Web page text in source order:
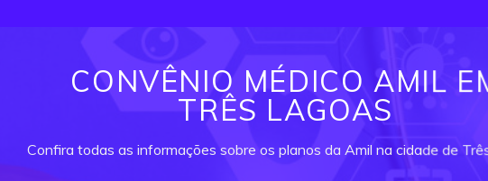
CONVÊNIO MÉDICO AMIL
TRÊS LAGOAS
Confira todas as informações sobre os planos da Amil na cidade de